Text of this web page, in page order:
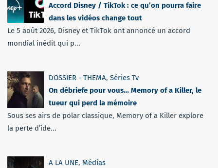
Accord Disney / TikTok : ce qu’on pourra faire
dans les vidéos change tout
Le 5 août 2026, Disney et TikTok ont annoncé un accord
mondial inédit qui p...
DOSSIER - THEMA, Séries Tv
On débriefe pour vous… Memory of a Killer, le
tueur qui perd la mémoire
Sous ses airs de polar classique, Memory of a Killer explore
la perte d’ide...
A LA UNE, Médias